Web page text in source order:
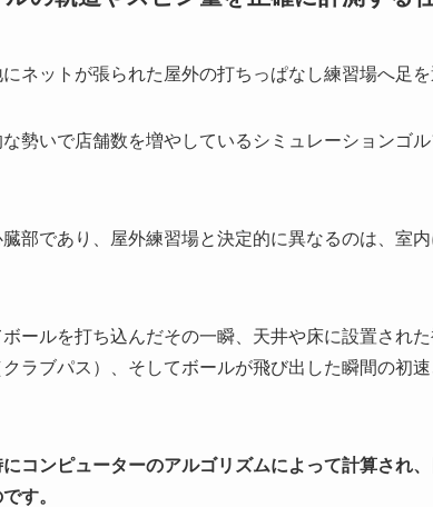
ネットが張られた屋外の打ちっぱなし練習場へ足
勢いで店舗数を増やしているシミュレーションゴ
部であり、屋外練習場と決定的に異なるのは、室
ールを打ち込んだその一瞬、天井や床に設置され
ラブパス）、そしてボールが飛び出した瞬間の初
コンピューターのアルゴリズムによって計算され
す。